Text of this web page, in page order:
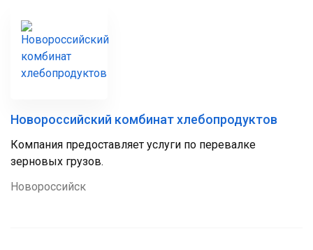
Новороссийский комбинат хлебопродуктов
Компания предоставляет услуги по перевалке
зерновых грузов.
Новороссийск